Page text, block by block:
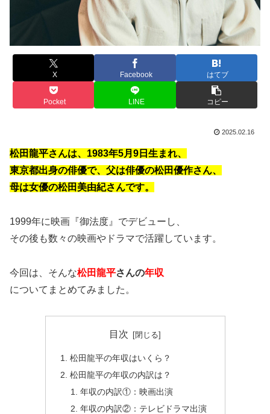
X Facebook はてブ
Pocket LINE コピー
2025.02.16
松田龍平さんは、1983年5月9日生まれ、
東京都出身の俳優で、父は俳優の松田優作さん、
母は女優の松田美由紀さんです。
1999年に映画『御法度』でデビューし、
その後も数々の映画やドラマで活躍しています。
今回は、そんな松田龍平さんの年収
についてまとめてみました。
目次
松田龍平の年収はいくら？
松田龍平の年収の内訳は？
年収の内訳①：映画出演
年収の内訳②：テレビドラマ出演